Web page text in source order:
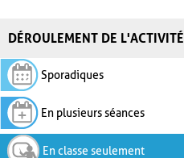
DÉROULEMENT DE L'ACTIVITÉ
Sporadiques
En plusieurs séances
En classe seulement